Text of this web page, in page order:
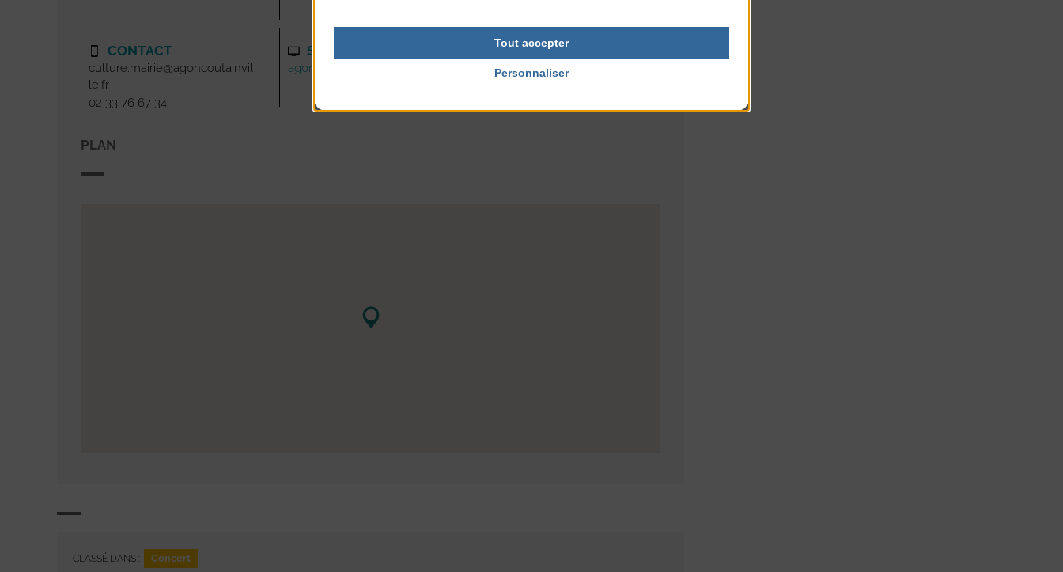
CONTACT
culture.mairie@agoncoutainvil
le.fr
02 33 76 67 34
SITE INTERNET
agoncoutainville.fr
PLAN
CLASSÉ DANS : Concert
Tout accepter
Personnaliser